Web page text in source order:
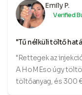
Emily P.
Verified
"Tű nélküli töltő
"Rettegek az
A HoMEso úgy
töltőanyag, és 300